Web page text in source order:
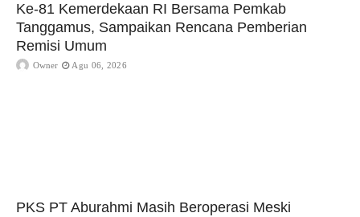
Ke-81 Kemerdekaan RI Bersama Pemkab
Tanggamus, Sampaikan Rencana Pemberian
Remisi Umum
Owner Agu 06, 2026
PKS PT Aburahmi Masih Beroperasi Meski